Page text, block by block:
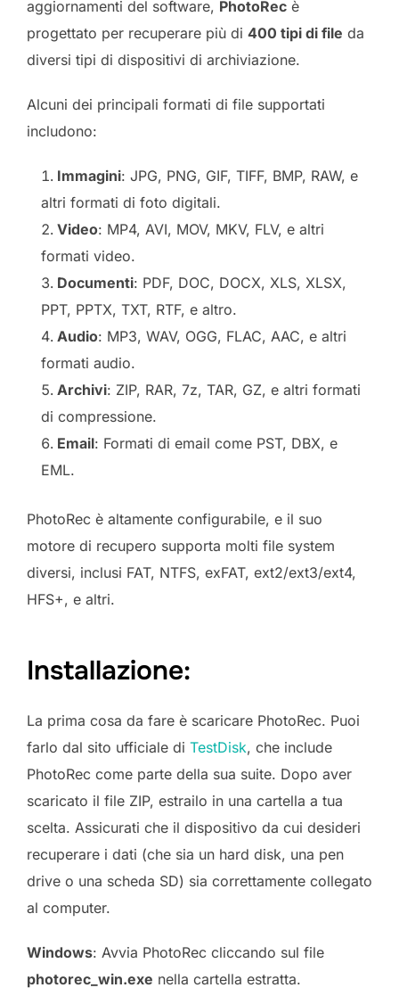
aggiornamenti del software, PhotoRec è
progettato per recuperare più di 400 tipi di file da
diversi tipi di dispositivi di archiviazione.
Alcuni dei principali formati di file supportati
includono:
Immagini: JPG, PNG, GIF, TIFF, BMP, RAW, e
altri formati di foto digitali.
Video: MP4, AVI, MOV, MKV, FLV, e altri
formati video.
Documenti: PDF, DOC, DOCX, XLS, XLSX,
PPT, PPTX, TXT, RTF, e altro.
Audio: MP3, WAV, OGG, FLAC, AAC, e altri
formati audio.
Archivi: ZIP, RAR, 7z, TAR, GZ, e altri formati
di compressione.
Email: Formati di email come PST, DBX, e
EML.
PhotoRec è altamente configurabile, e il suo
motore di recupero supporta molti file system
diversi, inclusi FAT, NTFS, exFAT, ext2/ext3/ext4,
HFS+, e altri.
Installazione:
La prima cosa da fare è scaricare PhotoRec. Puoi
farlo dal sito ufficiale di TestDisk, che include
PhotoRec come parte della sua suite. Dopo aver
scaricato il file ZIP, estrailo in una cartella a tua
scelta. Assicurati che il dispositivo da cui desideri
recuperare i dati (che sia un hard disk, una pen
drive o una scheda SD) sia correttamente collegato
al computer.
Windows: Avvia PhotoRec cliccando sul file
photorec_win.exe nella cartella estratta.